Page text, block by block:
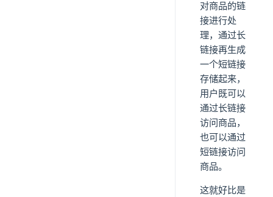
对商品的链
接进行处
理，通过长
链接再生成
一个短链接
存储起来，
用户既可以
通过长链接
访问商品，
也可以通过
短链接访问
商品。
这就好比是